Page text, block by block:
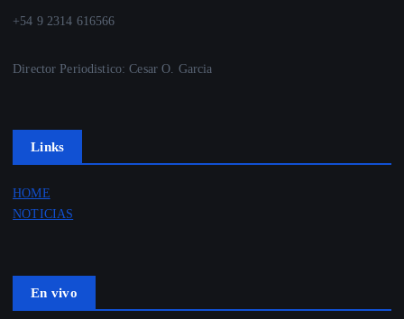
+54 9 2314 616566
Director Periodistico: Cesar O. Garcia
Links
HOME
NOTICIAS
En vivo